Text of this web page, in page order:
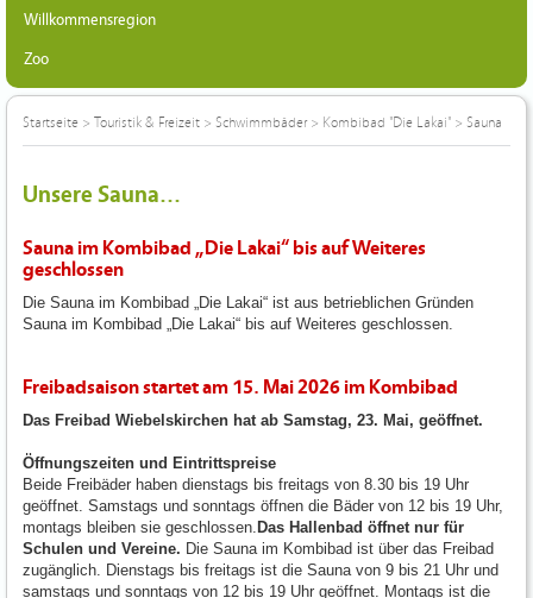
Willkommensregion
Zoo
Startseite > Touristik & Freizeit > Schwimmbäder> Kombibad "Die Lakai" > Sauna
Unsere Sauna...
Sauna im Kombibad „Die Lakai“ bis auf Weiteres
geschlossen
Die Sauna im Kombibad „Die Lakai“ ist aus betrieblichen Gründen
Sauna im Kombibad „Die Lakai“ bis auf Weiteres geschlossen.
Freibadsaison startet am 15. Mai 2026 im Kombibad
Das Freibad Wiebelskirchen hat ab Samstag, 23. Mai, geöffnet.
Öffnungszeiten und Eintrittspreise
Beide Freibäder haben dienstags bis freitags von 8.30 bis 19 Uhr
geöffnet. Samstags und sonntags öffnen die Bäder von 12 bis 19 Uhr,
montags bleiben sie geschlossen. Das Hallenbad öffnet nur für
Schulen und Vereine. Die Sauna im Kombibad ist über das Freibad
zugänglich. Dienstags bis freitags ist die Sauna von 9 bis 21 Uhr und
samstags und sonntags von 12 bis 19 Uhr geöffnet. Montags ist die